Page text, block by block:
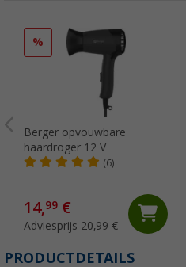
%
Berger opvouwbare
haardroger 12 V
(6)
14,99 €
Adviesprijs 20,99 €
PRODUCTDETAILS